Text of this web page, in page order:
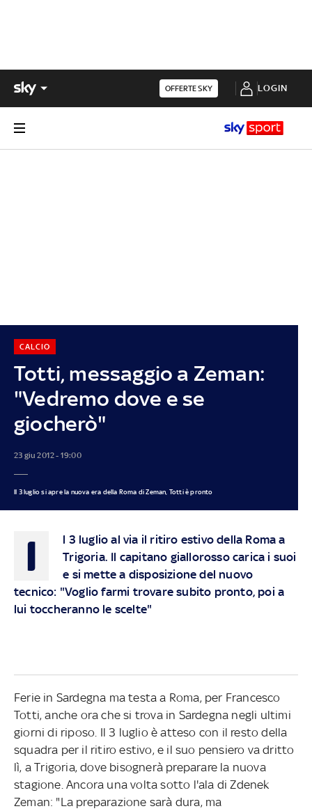
OFFERTE SKY LOGIN
Totti, messaggio a Zeman:
"Vedremo dove e se
giocherò"
CALCIO
23 giu 2012 - 19:00
Il 3 luglio si apre la nuova era della Roma di Zeman, Totti è pronto
I
l 3 luglio al via il ritiro estivo della Roma a
Trigoria. Il capitano giallorosso carica i suoi
e si mette a disposizione del nuovo
tecnico: "Voglio farmi trovare subito pronto, poi a
lui toccheranno le scelte"
Ferie in Sardegna ma testa a Roma, per Francesco
Totti, anche ora che si trova in Sardegna negli ultimi
giorni di riposo. Il 3 luglio è atteso con il resto della
squadra per il ritiro estivo, e il suo pensiero va dritto
lì, a Trigoria, dove bisognerà preparare la nuova
stagione. Ancora una volta sotto l'ala di Zdenek
Zeman: "La preparazione sarà dura, ma